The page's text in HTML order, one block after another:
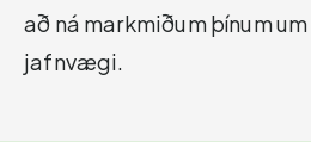
að ná markmiðum þínum
jafnvægi.